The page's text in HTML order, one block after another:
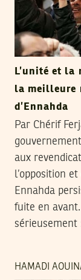
L’unité et
la meilleure
d’Ennahda
Par Chérif
aux
l’opposition
Ennahda
fuite en
sérieusement
HAMADI